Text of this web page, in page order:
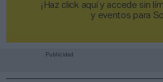
¡Haz click aquí y accede sin
y eventos para
Publicidad